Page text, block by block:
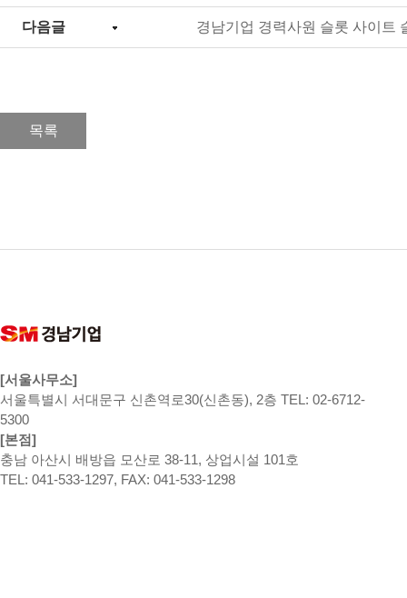
다음글 경남기업 경력사원 슬롯 사이트
목록
[서울사무소]
서울특별시 서대문구 신촌역로30(신촌동), 2층 TEL: 02-6712-
5300
[본점]
충남 아산시 배방읍 모산로 38-11, 상업시설 101호
TEL: 041-533-1297, FAX: 041-533-1298